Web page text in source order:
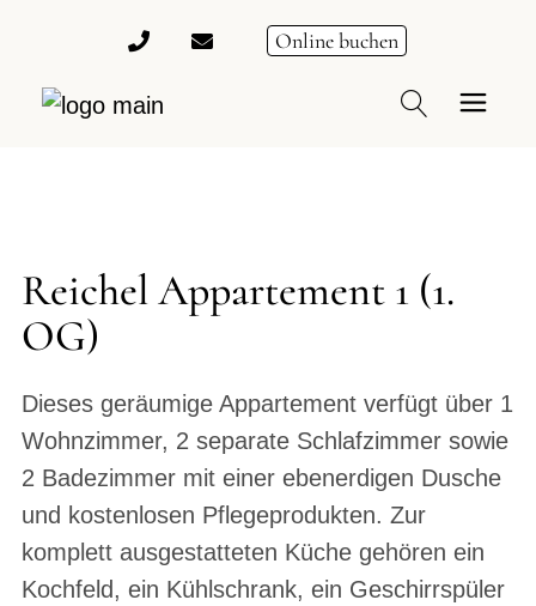
Online buchen
Reichel Appartement 1 (1.
OG)
Dieses geräumige Appartement verfügt über 1
Wohnzimmer, 2 separate Schlafzimmer sowie
2 Badezimmer mit einer ebenerdigen Dusche
und kostenlosen Pflegeprodukten. Zur
komplett ausgestatteten Küche gehören ein
Kochfeld, ein Kühlschrank, ein Geschirrspüler